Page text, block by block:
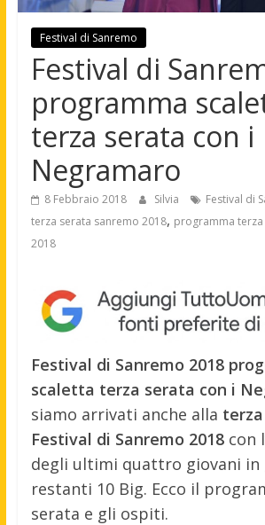
Festival di Sanremo
Festival di
programma
terza serata con i
Negramaro
8 Febbraio 2018 Silvia Festival di
terza serata sanremo 2018, programma
2018
Festival di Sanremo 2018
scaletta terza serata con i
siamo arrivati anche alla
Festival di Sanremo 2018con
degli ultimi quattro giovani in
restanti 10 Big. Ecco il
serata e gli ospiti.